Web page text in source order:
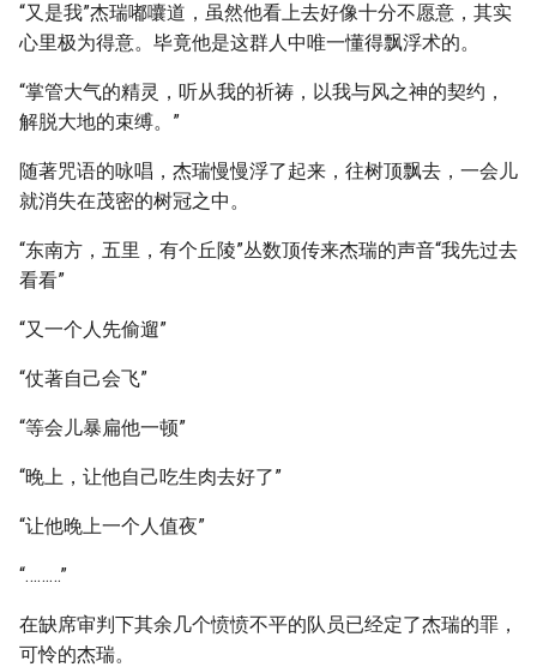
“又是我”杰瑞嘟囔道，虽然他看上去好像十分不愿意，其实
心里极为得意。毕竟他是这群人中唯一懂得飘浮术的。
“掌管大气的精灵，听从我的祈祷，以我与风之神的契约，
解脱大地的束缚。”
随著咒语的咏唱，杰瑞慢慢浮了起来，往树顶飘去，一会儿
就消失在茂密的树冠之中。
“东南方，五里，有个丘陵”丛数顶传来杰瑞的声音“我先过去
看看”
“又一个人先偷遛”
“仗著自己会飞”
“等会儿暴扁他一顿”
“晚上，让他自己吃生肉去好了”
“让他晚上一个人值夜”
“………”
在缺席审判下其余几个愤愤不平的队员已经定了杰瑞的罪，
可怜的杰瑞。